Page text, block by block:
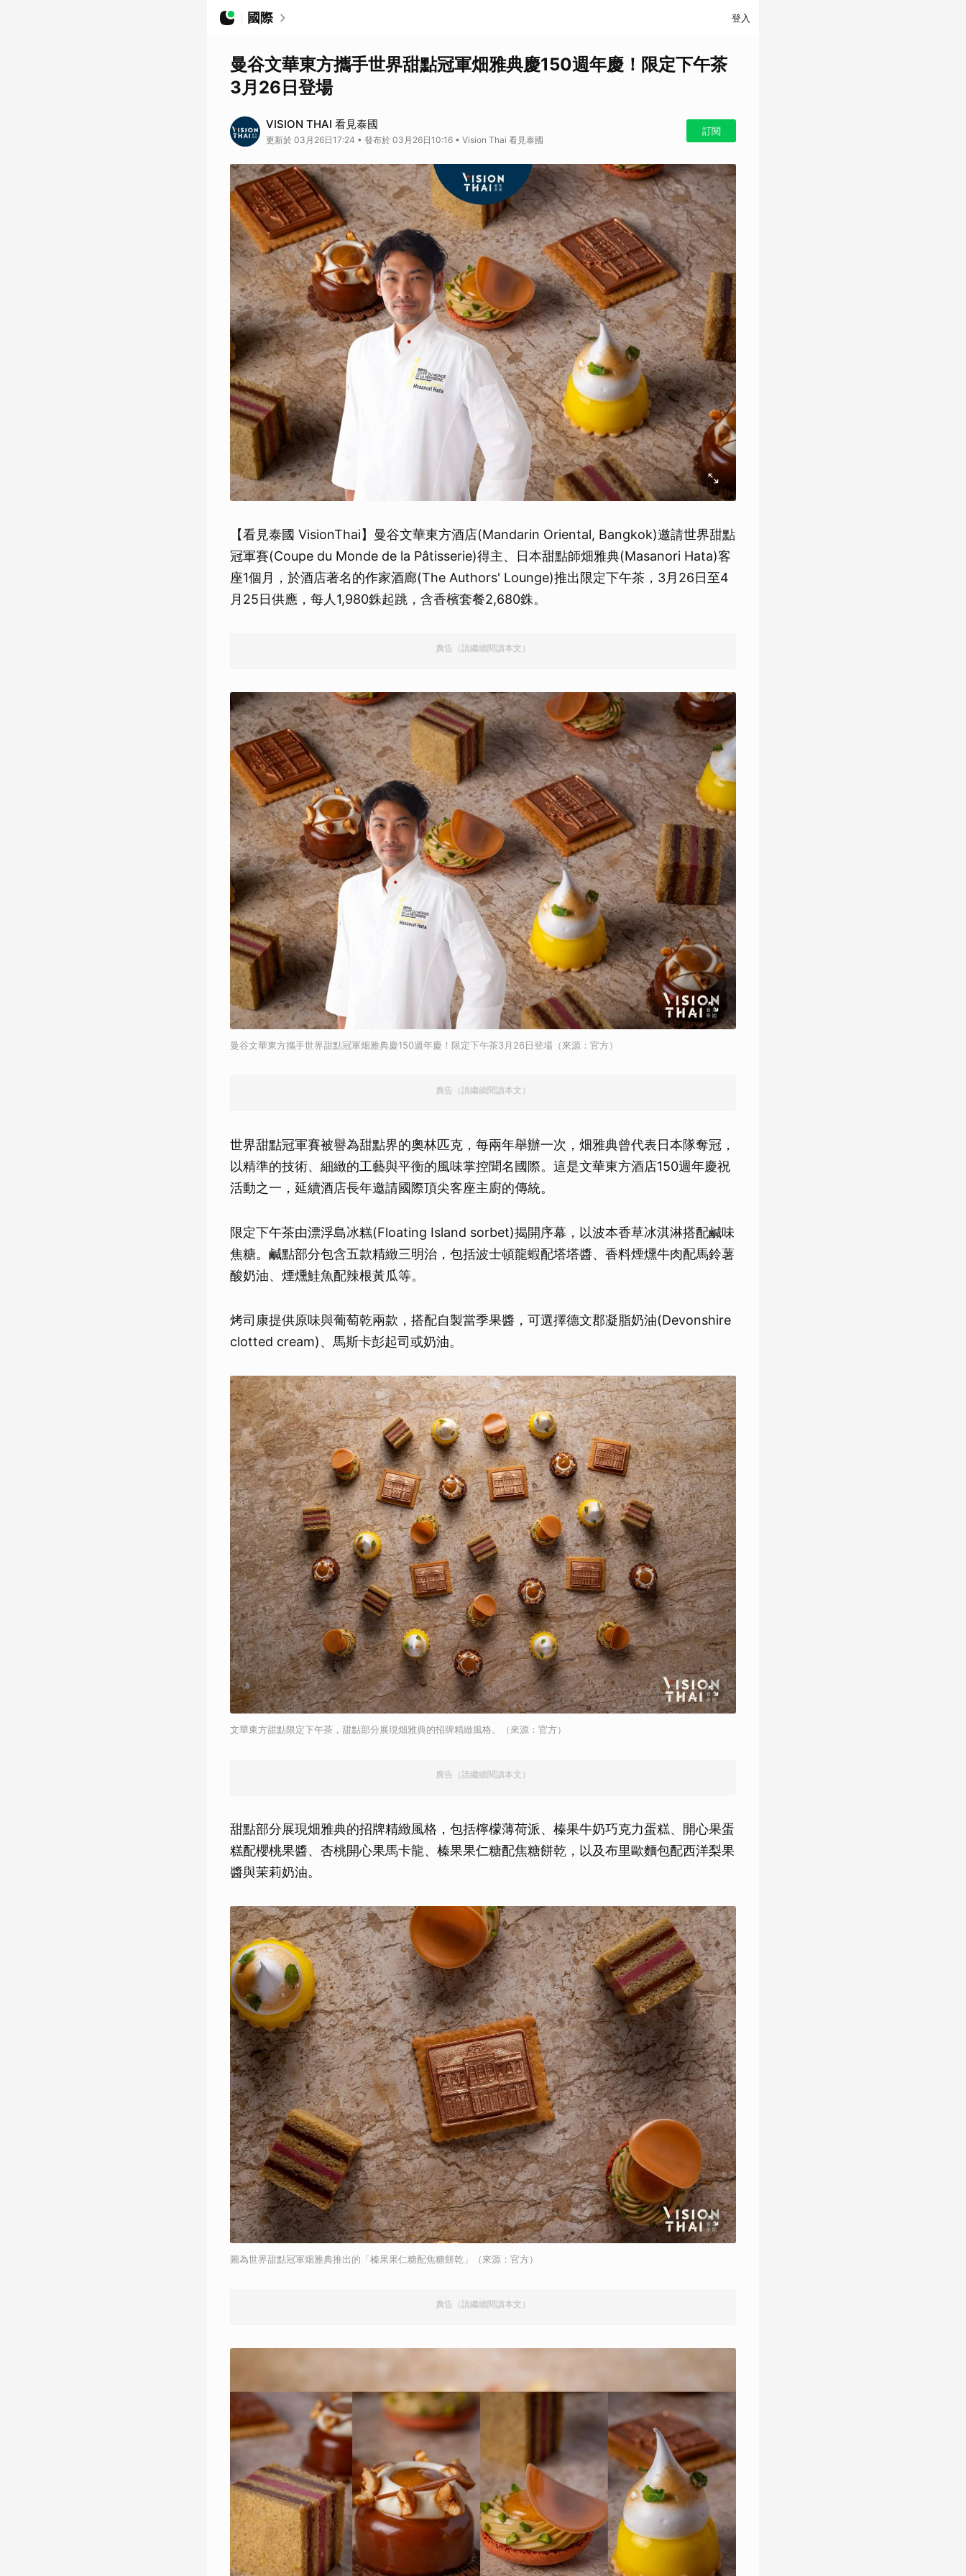
國際 登入
曼谷文華東方攜手世界甜點冠軍畑雅典慶150週年慶！限定下午茶
3月26日登場
VISION THAI 看見泰國
更新於 03月26日17:24 • 發布於 03月26日10:16 • Vision Thai 看見泰國
訂閱
【看見泰國 VisionThai】曼谷文華東方酒店(Mandarin Oriental, Bangkok)邀請世界甜點
冠軍賽(Coupe du Monde de la Pâtisserie)得主、日本甜點師畑雅典(Masanori Hata)客
座1個月，於酒店著名的作家酒廊(The Authors' Lounge)推出限定下午茶，3月26日至4
月25日供應，每人1,980銖起跳，含香檳套餐2,680銖。
廣告（請繼續閱讀本文）
曼谷文華東方攜手世界甜點冠軍畑雅典慶150週年慶！限定下午茶3月26日登場（來源：官方）
廣告（請繼續閱讀本文）
世界甜點冠軍賽被譽為甜點界的奧林匹克，每兩年舉辦一次，畑雅典曾代表日本隊奪冠，
以精準的技術、細緻的工藝與平衡的風味掌控聞名國際。這是文華東方酒店150週年慶祝
活動之一，延續酒店長年邀請國際頂尖客座主廚的傳統。
限定下午茶由漂浮島冰糕(Floating Island sorbet)揭開序幕，以波本香草冰淇淋搭配鹹味
焦糖。鹹點部分包含五款精緻三明治，包括波士頓龍蝦配塔塔醬、香料煙燻牛肉配馬鈴薯
酸奶油、煙燻鮭魚配辣根黃瓜等。
烤司康提供原味與葡萄乾兩款，搭配自製當季果醬，可選擇德文郡凝脂奶油(Devonshire
clotted cream)、馬斯卡彭起司或奶油。
文華東方甜點限定下午茶，甜點部分展現畑雅典的招牌精緻風格。（來源：官方）
廣告（請繼續閱讀本文）
甜點部分展現畑雅典的招牌精緻風格，包括檸檬薄荷派、榛果牛奶巧克力蛋糕、開心果蛋
糕配櫻桃果醬、杏桃開心果馬卡龍、榛果果仁糖配焦糖餅乾，以及布里歐麵包配西洋梨果
醬與茉莉奶油。
圖為世界甜點冠軍畑雅典推出的「榛果果仁糖配焦糖餅乾」（來源：官方）
廣告（請繼續閱讀本文）
取消